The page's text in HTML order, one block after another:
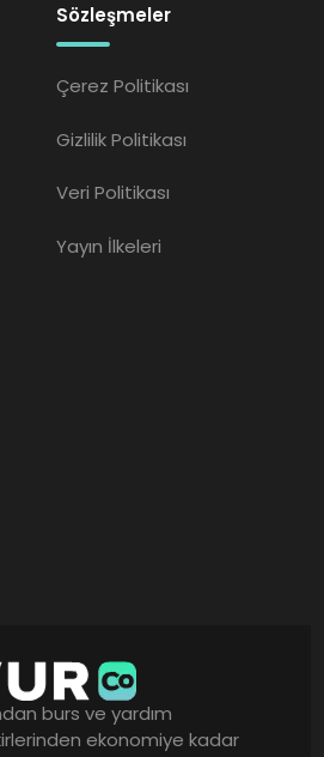
Sözleşmeler
Çerez Politikası
Gizlilik Politikası
Veri Politikası
Yayın İlkeleri
burs ve yardım
ekonomiye kadar